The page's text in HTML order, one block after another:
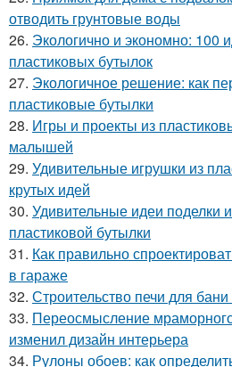
отводить грунтовые воды
26. Экологично и экономно: 100
пластиковых бутылок
27. Экологичное решение: как
пластиковые бутылки
28. Игры и проекты из
малышей
29. Удивительные игрушки из
крутых идей
30. Удивительные идеи поделки
пластиковой бутылки
31. Как правильно
в гараже
32. Строительство печи для
33. Переосмысление
изменил дизайн интерьера
34. Рулоны обоев: как